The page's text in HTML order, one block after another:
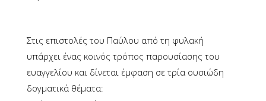
Στις επιστολές του Παύλου από τη φυλακή
υπάρχει ένας κοινός τρόπος παρουσίασης του
ευαγγελίου και δίνεται έμφαση σε τρία ουσιώδη
δογματικά θέματα: